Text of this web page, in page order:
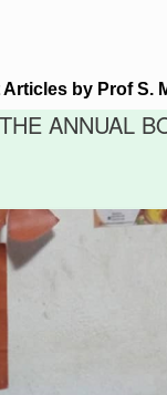
Articles by Prof S.
ANNUAL